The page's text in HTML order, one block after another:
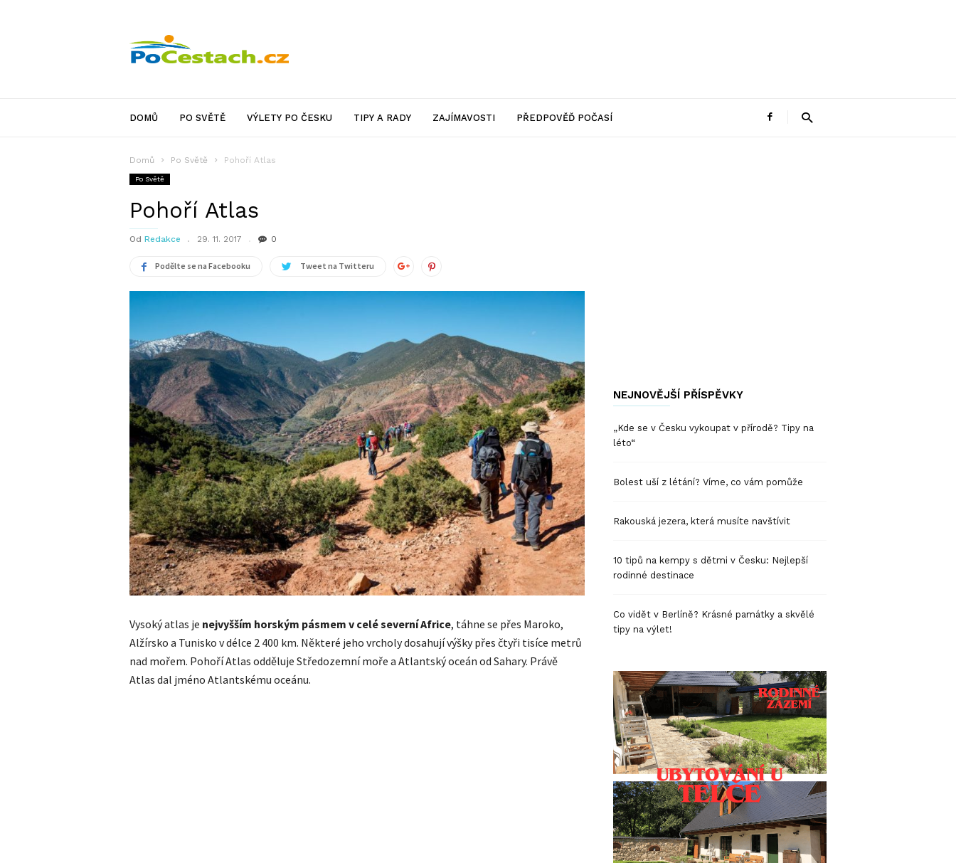
DOMŮ PO SVĚTĚ VÝLETY PO ČESKU TIPY A RADY ZAJÍMAVOSTI PŘEDPOVĚĎ POČASÍ
Domů Po Světě Pohoří Atlas
Po Světě
Pohoří Atlas
Od Redakce 29. 11. 2017 0
Podělte se na Facebooku Tweet na Twitteru
Vysoký atlas je nejvyšším horským pásmem v celé severní Africe, táhne se přes Maroko,
Alžírsko a Tunisko v délce 2 400 km. Některé jeho vrcholy dosahují výšky přes čtyři tisíce metrů
nad mořem. Pohoří Atlas odděluje Středozemní moře a Atlantský oceán od Sahary. Právě
Atlas dal jméno Atlantskému oceánu.
NEJNOVĚJŠÍ PŘÍSPĚVKY
„Kde se v Česku vykoupat v přírodě? Tipy na
léto“
Bolest uší z létání? Víme, co vám pomůže
Rakouská jezera, která musíte navštívit
10 tipů na kempy s dětmi v Česku: Nejlepší
rodinné destinace
Co vidět v Berlíně? Krásné památky a skvělé
tipy na výlet!